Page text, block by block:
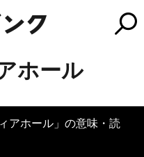
ホール
アホール」の意味・読